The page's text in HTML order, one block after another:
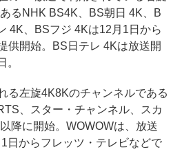
るNHK BS4K、BS朝日 4K、B
4K、BSフジ 4Kは12月1日から
供開始。BS日テレ 4Kは放送開
。
る左旋4K8Kのチャンネルである
、スター・チャンネル、スカ
降に開始。WOWOWは、放送
日からフレッツ・テレビなどで